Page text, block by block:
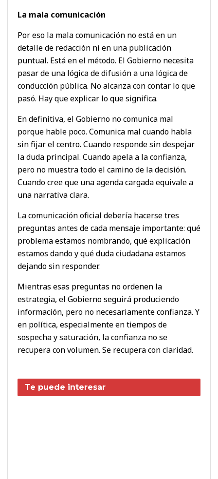
La mala comunicación
Por eso la mala comunicación no está en un
detalle de redacción ni en una publicación
puntual. Está en el método. El Gobierno necesita
pasar de una lógica de difusión a una lógica de
conducción pública. No alcanza con contar lo que
pasó. Hay que explicar lo que significa.
En definitiva, el Gobierno no comunica mal
porque hable poco. Comunica mal cuando habla
sin fijar el centro. Cuando responde sin despejar
la duda principal. Cuando apela a la confianza,
pero no muestra todo el camino de la decisión.
Cuando cree que una agenda cargada equivale a
una narrativa clara.
La comunicación oficial debería hacerse tres
preguntas antes de cada mensaje importante: qué
problema estamos nombrando, qué explicación
estamos dando y qué duda ciudadana estamos
dejando sin responder.
Mientras esas preguntas no ordenen la
estrategia, el Gobierno seguirá produciendo
información, pero no necesariamente confianza. Y
en política, especialmente en tiempos de
sospecha y saturación, la confianza no se
recupera con volumen. Se recupera con claridad.
Te puede interesar